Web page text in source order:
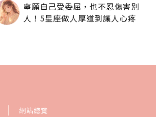
寧願自己受委屈，也不忍傷害別
人！5星座做人厚道到讓人心疼
網站總覽